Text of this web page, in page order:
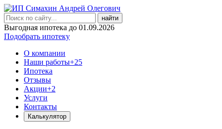
найти
Выгодная ипотека до 01.09.2026
Подобрать ипотеку
О компании
Наши работы+25
Ипотека
Отзывы
Акции+2
Услуги
Контакты
Калькулятор